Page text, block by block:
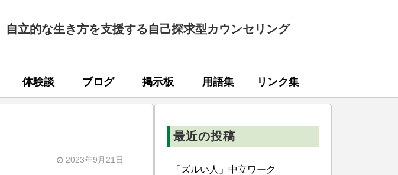
自立的な生き方を支援する自己探求型カウンセリング
体験談 ブログ 掲示板 用語集 リンク集
2023年9月21日
最近の投稿
「ズルい人」中立ワーク